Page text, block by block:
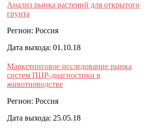
Анализ рынка растений для открытого
грунта
Регион: Россия
Дата выхода: 01.10.18
Маркетинговое исследование рынка
систем ПЦР-диагностики в
животноводстве
Регион: Россия
Дата выхода: 25.05.18